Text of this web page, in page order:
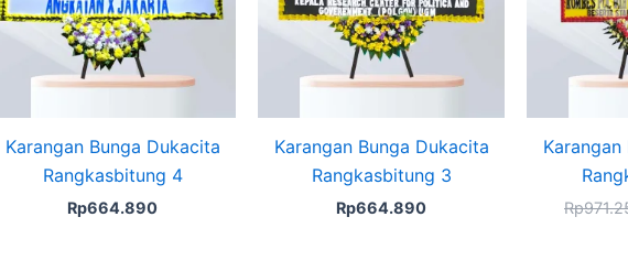
Karangan Bunga Dukacita
Rangkasbitung 4
Rp664.890
Karangan Bunga Dukacita
Rangkasbitung 3
Rp664.890
Karangan
Rp